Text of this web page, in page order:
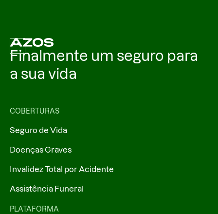
Finalmente um seguro para
a sua vida
COBERTURAS
Seguro de Vida
Doenças Graves
Invalidez Total por Acidente
Assistência Funeral
PLATAFORMA